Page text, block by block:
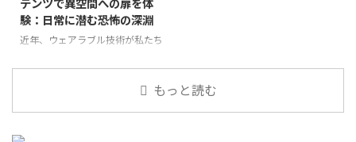
験：日常に潜む恐怖の深淵
近年、ウェアラブル技術が私たち
ントの形をもたらしています。特
に、拡張現実（AR）技術は、現
高い体験を可能にしています。今
もっと読む